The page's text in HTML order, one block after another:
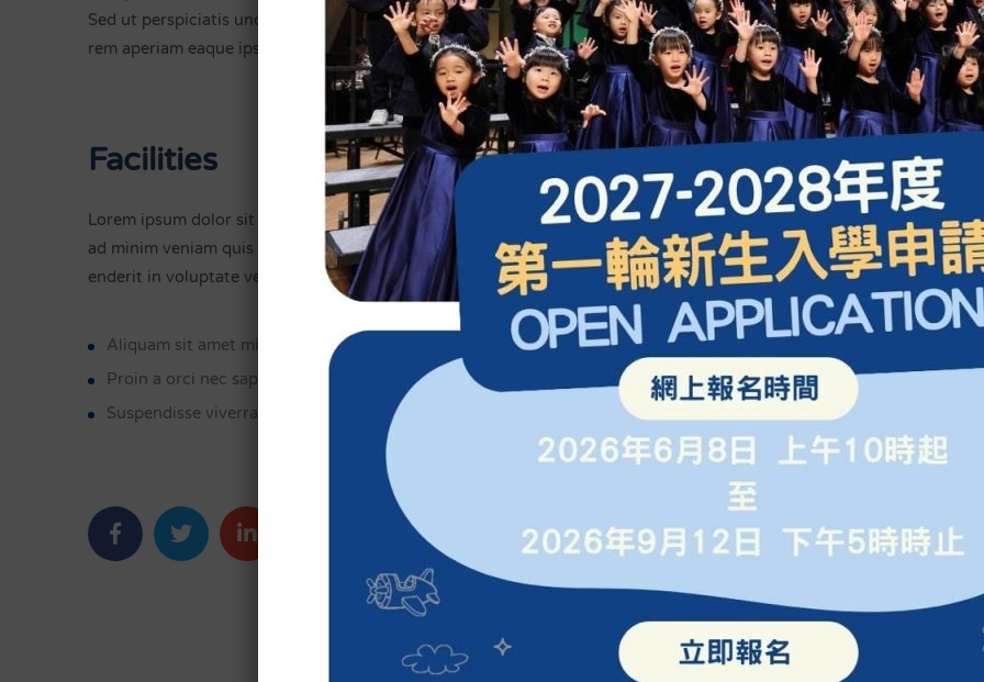
Sed ut perspiciatis unde omnis iste natus error sit voluptatem accusantium doloremque laudantium, totam
rem aperiam eaque ipsa quae ab illo inventore.
Facilities
Lorem ipsum dolor sit amet, consectetur pisicelit sed do eiusmod tempor incidie labore magna aliqua enim
ad minim veniam quis nostrud exercitation ullamco laboris nisi aliquip ex ea commodo consequat. Repreh
enderit in voluptate velit esse cillum dolore eu fugiat nulla pariatur.
Aliquam sit amet mi vitae turpis gravida vulputate.
Proin a orci nec sapien condimentum imperdiet.
Suspendisse viverra lectus eu augue efficitur pulvinar.